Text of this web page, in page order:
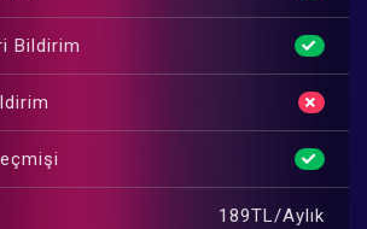
Bildirim
189TL/Aylık